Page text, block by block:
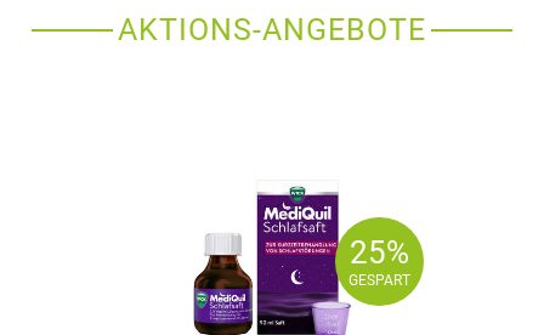
AKTIONS-ANGEBOTE
25%
GESPART
25%
GESPART